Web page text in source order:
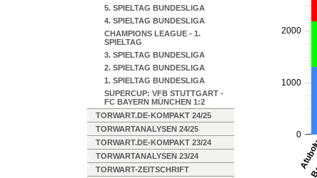
5. SPIELTAG BUNDESLIGA
4. SPIELTAG BUNDESLIGA
CHAMPIONS LEAGUE - 1.
SPIELTAG
3. SPIELTAG BUNDESLIGA
2. SPIELTAG BUNDESLIGA
1. SPIELTAG BUNDESLIGA
SUPERCUP: VFB STUTTGART -
FC BAYERN MÜNCHEN 1:2
TORWART.DE-KOMPAKT 24/25
TORWARTANALYSEN 24/25
TORWART.DE-KOMPAKT 23/24
TORWARTANALYSEN 23/24
TORWART-ZEITSCHRIFT